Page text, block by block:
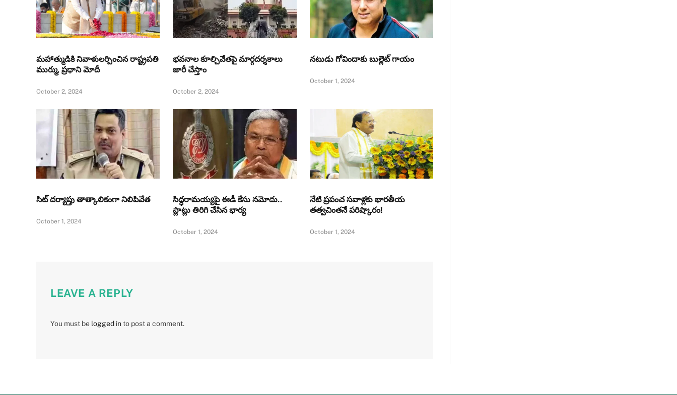
మహాత్ముడికి నివాళులర్పించిన రాష్ట్రపతి
ముర్ము, ప్రధాని మోదీ
October 2, 2024
భవనాల కూల్చివేతపై మార్గదర్శకాలు
జారీ చేస్తాం
October 2, 2024
నటుడు గోవిందాకు బుల్లెట్ గాయం
October 1, 2024
సిట్‌ దర్యాప్తు తాత్కాలికంగా నిలిపివేత
October 1, 2024
సిద్ధరామయ్యపై ఈడీ కేసు నమోదు..
ప్లాట్లు తిరిగి చేసిన భార్య
October 1, 2024
నేటి ప్రపంచ సవాళ్లకు భారతీయ
తత్వచింతనే పరిష్కారం!
October 1, 2024
LEAVE A REPLY
You must be logged into post a comment.